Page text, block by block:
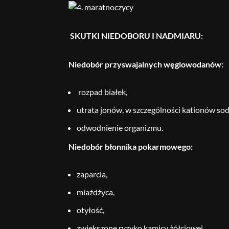
SKUTKI NIEDOBORU I NADMIARU:
Niedobór przyswajalnych węglowodanów:
rozpad białek,
utrata jonów, w szczególności kationów
odwodnienie organizmu.
Niedobór błonnika pokarmowego:
zaparcia,
miażdżyca,
otyłość,